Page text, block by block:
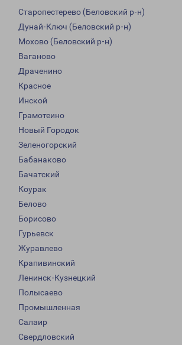
Старопестерево (Беловский р-н)
Дунай-Ключ (Беловский р-н)
Мохово (Беловский р-н)
Ваганово
Драченино
Красное
Инской
Грамотеино
Новый Городок
Зеленогорский
Бабанаково
Бачатский
Коурак
Белово
Борисово
Гурьевск
Журавлево
Крапивинский
Ленинск-Кузнецкий
Полысаево
Промышленная
Салаир
Свердловский